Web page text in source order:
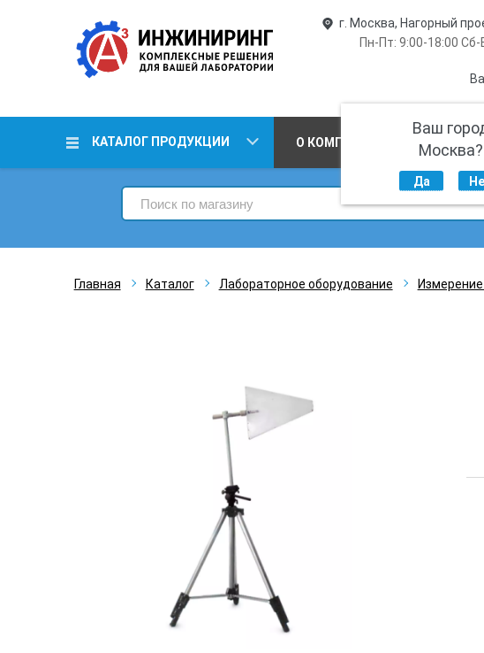
г. Москва, Нагорный
Пн-Пт: 9:00-18:00
Ваш
Москва?
Да
КАТАЛОГ ПРОДУКЦИИ О КОМПАНИИ
Главная Каталог Лабораторное оборудование